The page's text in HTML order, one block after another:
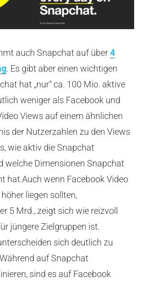
auch Snapchat auf über4
. Es gibt aber einen wichtigen
hat „nur“ ca. 100 Mio. aktive
weniger als Facebook und
Views auf einem ähnlichen
der Nutzerzahlen zu den Views
wie aktiv die Snapchat
welche Dimensionen Snapchat
hat.Auch wenn Facebook Video
liegen sollten,
5 Mrd., zeigt sich wie reizvoll
jüngere Zielgruppen ist.
sich deutlich zu
auf Snapchat
sind es auf Facebook